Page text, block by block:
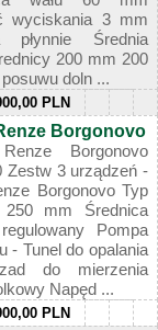
wyciskania 3 mm
płynnie Średnia
200 mm 200
doln ...
PLN
Borgonovo
Borgonovo
Zestw 3 urządzeń -
Borgonovo Typ
mm Średnica
Pompa
- Tunel do opalania
do mierzenia
Napęd ...
PLN